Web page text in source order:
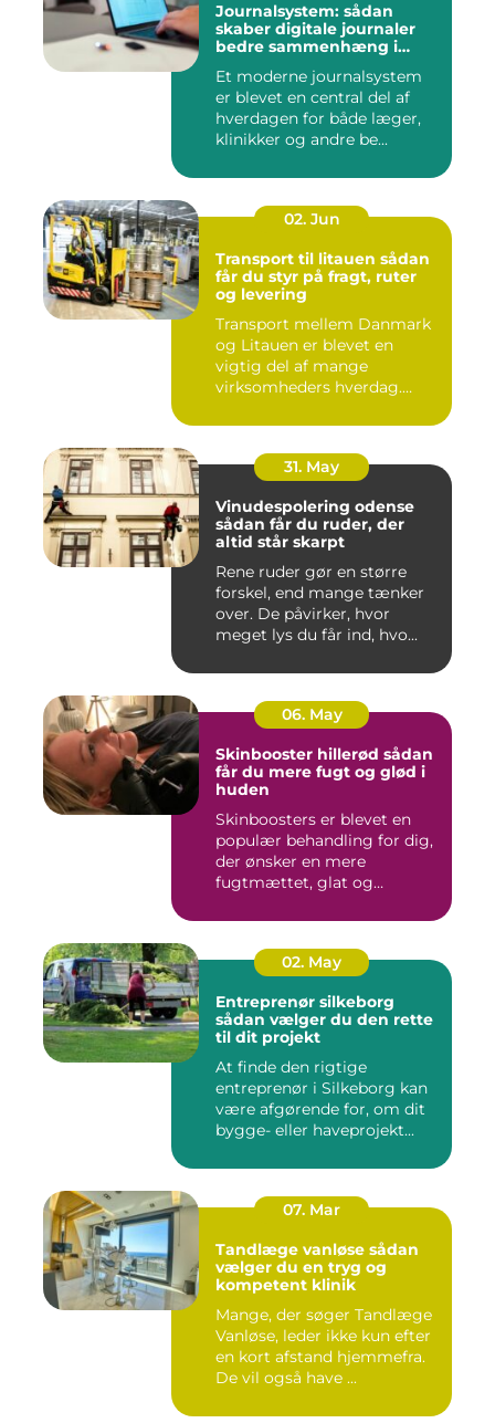
Journalsystem: sådan
skaber digitale journaler
bedre sammenhæng i
Et moderne journalsystem
er blevet en central del af
hverdagen for både læger,
klinikker og andre be...
02. Jun
Transport til litauen sådan
får du styr på fragt, ruter
og levering
Transport mellem Danmark
og Litauen er blevet en
vigtig del af mange
virksomheders hverdag.
31. May
Vinudespolering odense
sådan får du ruder, der
altid står skarpt
Rene ruder gør en større
forskel, end mange tænker
over. De påvirker, hvor
meget lys du får ind, hvo...
06. May
Skinbooster hillerød sådan
får du mere fugt og glød i
huden
Skinboosters er blevet en
populær behandling for dig,
der ønsker en mere
fugtmættet, glat og
02. May
Entreprenør silkeborg
sådan vælger du den rette
til dit projekt
At finde den rigtige
entreprenør i Silkeborg kan
være afgørende for, om dit
bygge- eller haveprojekt...
07. Mar
Tandlæge vanløse sådan
vælger du en tryg og
kompetent klinik
Mange, der søger Tandlæge
Vanløse, leder ikke kun efter
en kort afstand hjemmefra.
De vil også have ...